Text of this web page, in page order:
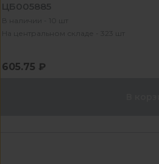
ЦБ005885
В наличии - 10 шт
На центральном складе - 323 шт
605.75 ₽